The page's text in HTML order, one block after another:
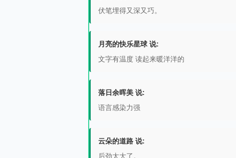
伏笔埋得又深又巧。
月亮的快乐星球 说:
文字有温度 读起来暖洋洋的
落日余晖美 说:
语言感染力强
云朵的道路 说:
后劲太大了。